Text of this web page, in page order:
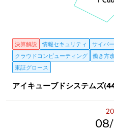
決算解説 情報セキュリティ サイバ
クラウドコンピューティング
働き方
東証グロース
アイキューブドシステムズ
08